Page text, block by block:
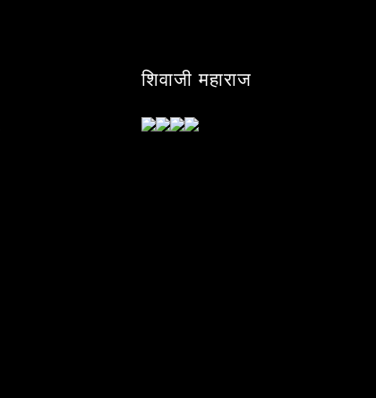
शिवाजी महाराज